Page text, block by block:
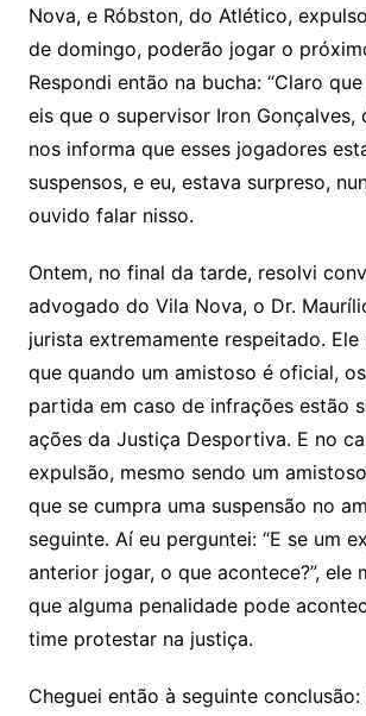
Nova, e Róbston, do Atlético,
de domingo, poderão jogar o
Respondi então na bucha: “Claro que
eis que o supervisor Iron Gonçalves,
nos informa que esses jogadores
suspensos, e eu, estava surpreso,
ouvido falar nisso.
Ontem, no final da tarde, resolvi
advogado do Vila Nova, o Dr.
jurista extremamente respeitado.
que quando um amistoso é oficial,
partida em caso de infrações estão
ações da Justiça Desportiva. E no
expulsão, mesmo sendo um
que se cumpra uma suspensão no
seguinte. Aí eu perguntei: “E se um
anterior jogar, o que acontece?”, ele
que alguma penalidade pode
time protestar na justiça.
Cheguei então à seguinte